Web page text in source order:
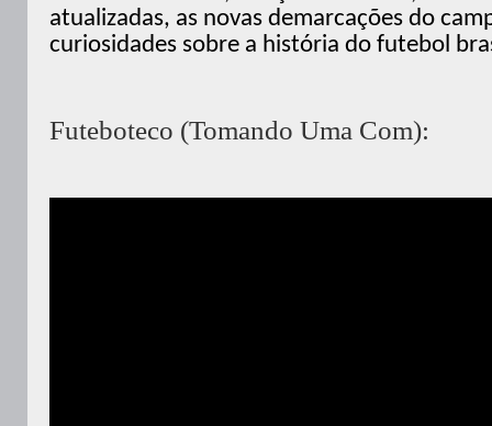
atualizadas, as novas demarcações do
curiosidades sobre a história do futebol
Futeboteco (Tomando Uma Com):